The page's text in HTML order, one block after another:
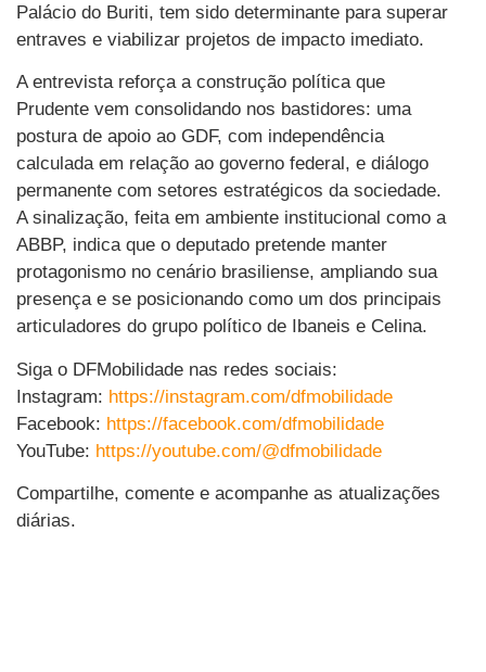
Palácio do Buriti, tem sido determinante para superar
entraves e viabilizar projetos de impacto imediato.
A entrevista reforça a construção política que
Prudente vem consolidando nos bastidores: uma
postura de apoio ao GDF, com independência
calculada em relação ao governo federal, e diálogo
permanente com setores estratégicos da sociedade.
A sinalização, feita em ambiente institucional como a
ABBP, indica que o deputado pretende manter
protagonismo no cenário brasiliense, ampliando sua
presença e se posicionando como um dos principais
articuladores do grupo político de Ibaneis e Celina.
Siga o DFMobilidade nas redes sociais:
Instagram: https://instagram.com/dfmobilidade
Facebook: https://facebook.com/dfmobilidade
YouTube: https://youtube.com/@dfmobilidade
Compartilhe, comente e acompanhe as atualizações
diárias.